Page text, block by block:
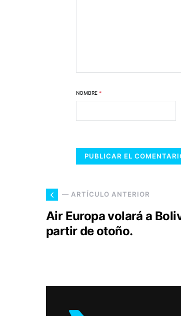
NOMBRE *
— ARTÍCULO ANTERIOR
Air Europa volará a
partir de otoño.